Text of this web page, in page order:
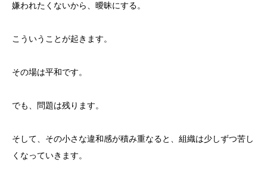
嫌われたくないから、曖昧にする。
こういうことが起きます。
その場は平和です。
でも、問題は残ります。
そして、その小さな違和感が積み重なると、組織は少しずつ苦し
くなっていきます。